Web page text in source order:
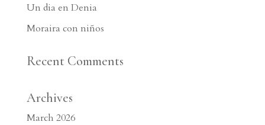
Un dia en Denia
Moraira con niños
Recent Comments
Archives
March 2026